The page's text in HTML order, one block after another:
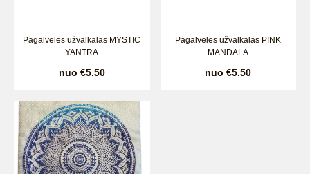
Pagalvėlės užvalkalas MYSTIC
YANTRA
nuo €5.50
Pagalvėlės užvalkalas PINK
MANDALA
nuo €5.50